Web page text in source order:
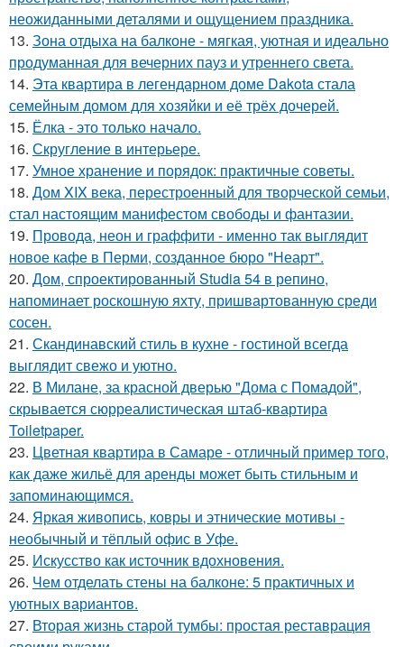
неожиданными деталями и ощущением праздника.
13. Зона отдыха на балконе - мягкая, уютная и идеально
продуманная для вечерних пауз и утреннего света.
14. Эта квартира в легендарном доме Dakota стала
семейным домом для хозяйки и её трёх дочерей.
15. Ёлка - это только начало.
16. Скругление в интерьере.
17. Умное хранение и порядок: практичные советы.
18. Дом XIX века, перестроенный для творческой семьи,
стал настоящим манифестом свободы и фантазии.
19. Провода, неон и граффити - именно так выглядит
новое кафе в Перми, созданное бюро "Неарт".
20. Дом, спроектированный Studia 54 в репино,
напоминает роскошную яхту, пришвартованную среди
сосен.
21. Скандинавский стиль в кухне - гостиной всегда
выглядит свежо и уютно.
22. В Милане, за красной дверью "Дома с Помадой",
скрывается сюрреалистическая штаб-квартира
Toiletpaper.
23. Цветная квартира в Самаре - отличный пример того,
как даже жильё для аренды может быть стильным и
запоминающимся.
24. Яркая живопись, ковры и этнические мотивы -
необычный и тёплый офис в Уфе.
25. Искусство как источник вдохновения.
26. Чем отделать стены на балконе: 5 практичных и
уютных вариантов.
27. Вторая жизнь старой тумбы: простая реставрация